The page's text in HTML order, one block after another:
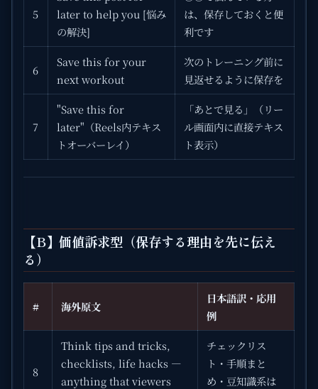
5
later to help you [悩み
の解決]
は、保存しておくと便
利です
6
Save this for your
next workout
次のトレーニング前に
見返せるように保存を
7
"Save this for
later"（Reels内テキス
トオーバーレイ）
「あとで見る」（リー
ル画面内に直接テキス
ト表示）
【B】価値訴求型（保存する理由を先に伝え
る）
# 海外原文
日本語訳・応用
例
8
Think tips and tricks,
checklists, life hacks —
anything that viewers
チェックリス
ト・手順まと
め・豆知識系は